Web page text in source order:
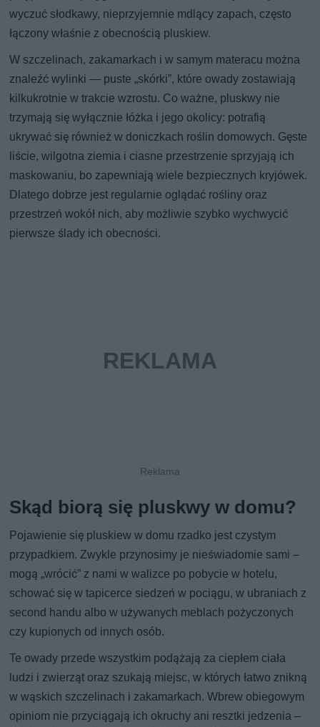
wyczuć słodkawy, nieprzyjemnie mdlący zapach, często
łączony właśnie z obecnością pluskiew.
W szczelinach, zakamarkach i w samym materacu można
znaleźć wylinki — puste „skórki”, które owady zostawiają
kilkukrotnie w trakcie wzrostu. Co ważne, pluskwy nie
trzymają się wyłącznie łóżka i jego okolicy: potrafią
ukrywać się również w doniczkach roślin domowych. Gęste
liście, wilgotna ziemia i ciasne przestrzenie sprzyjają ich
maskowaniu, bo zapewniają wiele bezpiecznych kryjówek.
Dlatego dobrze jest regularnie oglądać rośliny oraz
przestrzeń wokół nich, aby możliwie szybko wychwycić
pierwsze ślady ich obecności.
Skąd biorą się pluskwy w domu?
Pojawienie się pluskiew w domu rzadko jest czystym
przypadkiem. Zwykle przynosimy je nieświadomie sami –
mogą „wrócić” z nami w walizce po pobycie w hotelu,
schować się w tapicerce siedzeń w pociągu, w ubraniach z
second handu albo w używanych meblach pożyczonych
czy kupionych od innych osób.
Te owady przede wszystkim podążają za ciepłem ciała
ludzi i zwierząt oraz szukają miejsc, w których łatwo znikną
w wąskich szczelinach i zakamarkach. Wbrew obiegowym
opiniom nie przyciągają ich okruchy ani resztki jedzenia –